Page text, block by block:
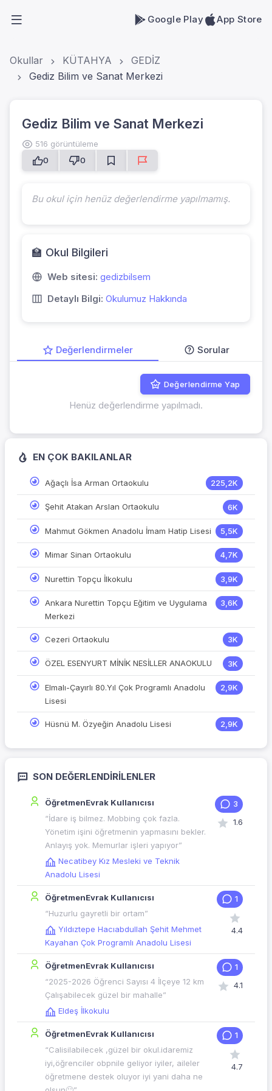
Google Play App Store
Okullar KÜTAHYA
GEDİZ
Gediz Bilim ve Sanat Merkezi
Gediz Bilim ve Sanat Merkezi
516 görüntüleme
0
0
Bu okul için henüz değerlendirme yapılmamış.
🏫 Okul Bilgileri
Web sitesi: gedizbilsem
Detaylı Bilgi: Okulumuz Hakkında
Değerlendirmeler Sorular
Değerlendirme Yap
Henüz değerlendirme yapılmadı.
EN ÇOK BAKILANLAR
Ağaçlı İsa Arman Ortaokulu 225,2K
Şehit Atakan Arslan Ortaokulu 6K
Mahmut Gökmen Anadolu İmam Hatip Lisesi 5,5K
Mimar Sinan Ortaokulu 4,7K
Nurettin Topçu İlkokulu 3,9K
Ankara Nurettin Topçu Eğitim ve Uygulama
Merkezi
3,6K
Cezeri Ortaokulu 3K
ÖZEL ESENYURT MİNİK NESİLLER ANAOKULU 3K
Elmalı-Çayırlı 80.Yıl Çok Programlı Anadolu
Lisesi
2,9K
Hüsnü M. Özyeğin Anadolu Lisesi 2,9K
SON DEĞERLENDIRILENLER
ÖğretmenEvrak Kullanıcısı
“İdare iş bilmez. Mobbing çok fazla.
Yönetim işini öğretmenin yapmasını bekler.
Anlayış yok. Memurlar işleri yapıyor”
Necatibey Kız Mesleki ve Teknik
Anadolu Lisesi
3
1.6
ÖğretmenEvrak Kullanıcısı
“Huzurlu gayretli bir ortam”
Yıldıztepe Hacıabdullah Şehit Mehmet
Kayahan Çok Programlı Anadolu Lisesi
1
4.4
ÖğretmenEvrak Kullanıcısı
“2025-2026 Öğrenci Sayısı 4 İlçeye 12 km
Çalışabilecek güzel bir mahalle”
Eldeş İlkokulu
1
4.1
ÖğretmenEvrak Kullanıcısı
“Calisilabilecek ,güzel bir okul.idaremiz
iyi,öğrenciler obpnile geliyor iyiler, aileler
öğretmene destek oluyor iyi yani daha ne
1
4.7